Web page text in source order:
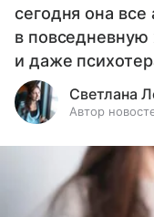
сегодня она все
в
и даже
Светлана
Автор